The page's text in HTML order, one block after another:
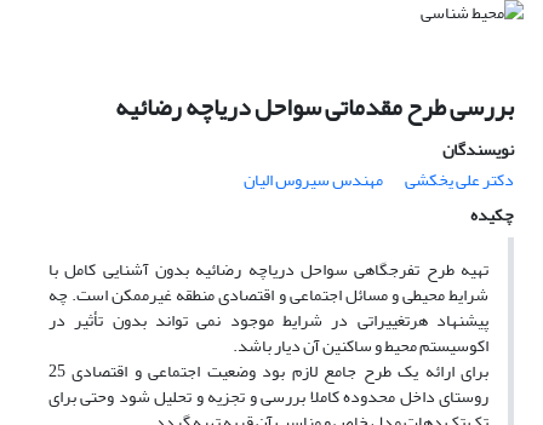
بررسی طرح مقدماتی سواحل دریاچه رضائیه
نویسندگان
دکتر علی یخکشی
مهندس سیروس الیان
چکیده
تهیه طرح تفرجگاهی سواحل دریاچه رضائیه بدون آشنایی کامل با
شرایط محیطی و مسائل اجتماعی و اقتصادی منطقه غیرممکن است. چه
پیشنهاد هرتغییراتی در شرایط موجود نمی تواند بدون تأثیر در
اکوسیستم محیط و ساکنین آن دیار باشد.
برای ارائه یک طرح جامع لازم بود وضعیت اجتماعی و اقتصادی 25
روستای داخل محدوده کاملا بررسی و تجزیه و تحلیل شود وحتی برای